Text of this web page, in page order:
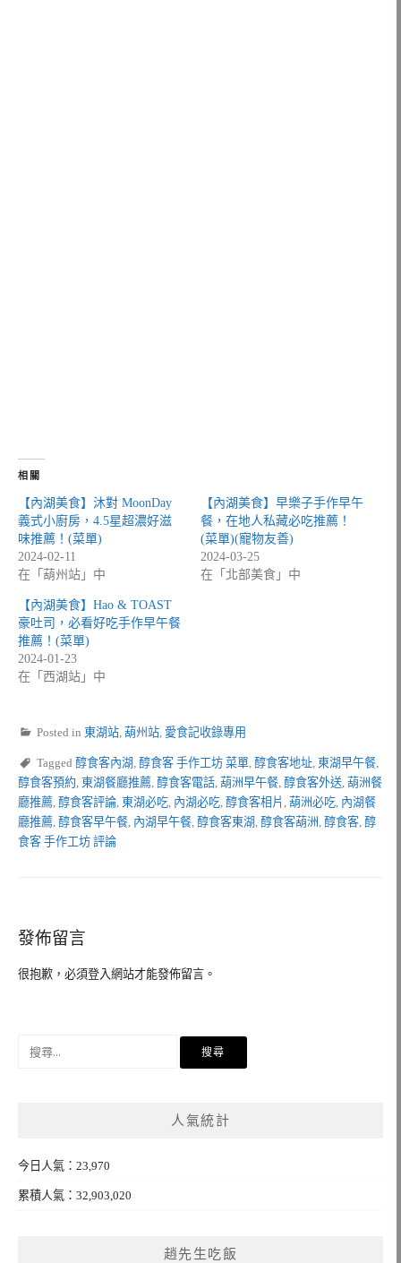
相關
【內湖美食】沐對 MoonDay
義式小廚房，4.5星超濃好滋
味推薦！(菜單)
2024-02-11
在「葫州站」中
【內湖美食】早樂子手作早午
餐，在地人私藏必吃推薦！
(菜單)(寵物友善)
2024-03-25
在「北部美食」中
【內湖美食】Hao & TOAST
豪吐司，必看好吃手作早午餐
推薦！(菜單)
2024-01-23
在「西湖站」中
Posted in 東湖站 葫州站 愛食記收錄專用
Tagged 醇食客內湖 醇食客 手作工坊 菜單 醇食客地址 東湖早午餐
醇食客預約 東湖餐廳推薦 醇食客電話 葫洲早午餐 醇食客外送 葫洲餐
廳推薦 醇食客評論 東湖必吃 內湖必吃 醇食客相片 葫洲必吃 內湖餐
廳推薦 醇食客早午餐 內湖早午餐 醇食客東湖 醇食客葫洲 醇食客 醇
食客 手作工坊 評論
發佈留言
很抱歉，必須登入網站才能發佈留言。
人氣統計
今日人氣：23,970
累積人氣：32,903,020
趙先生吃飯